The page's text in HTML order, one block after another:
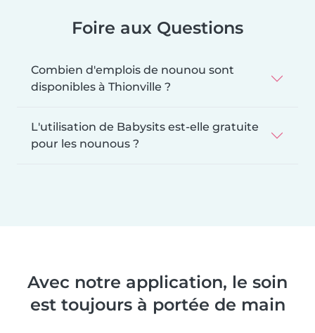
Foire aux Questions
Combien d'emplois de nounou sont
disponibles à Thionville ?
L'utilisation de Babysits est-elle gratuite
pour les nounous ?
Avec notre application, le soin
est toujours à portée de main